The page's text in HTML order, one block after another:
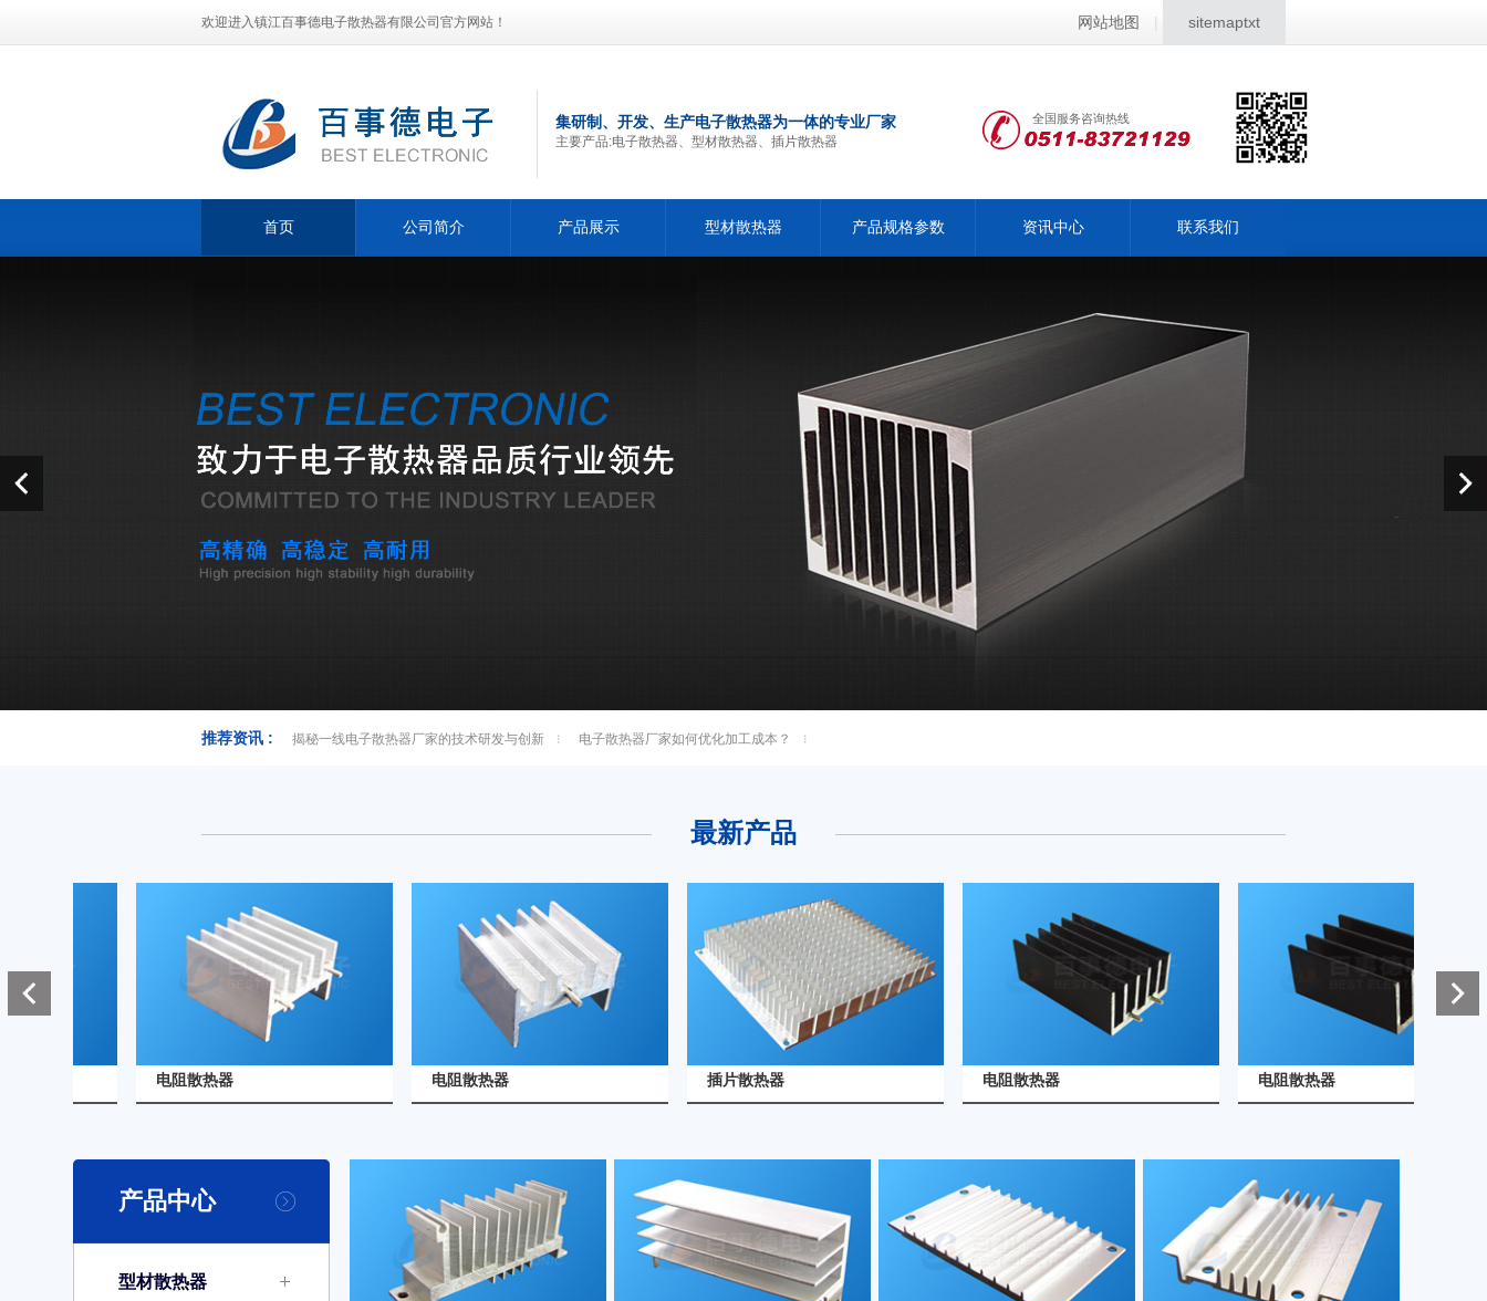
欢迎进入镇江百事德电子散热器有限公司官方网站！ 网站地图 | sitemaptxt
集研制、开发、生产电子散热器为一体的专业厂家
主要产品:电子散热器、型材散热器、插片散热器
全国服务咨询热线
首页 公司简介 产品展示 型材散热器 产品规格参数 资讯中心 联系我们
推荐资讯 : 揭秘一线电子散热器厂家的技术研发与创新 电子散热器厂家如何优化加工成本？
最新产品
电阻散热器 电阻散热器
电阻散热器
查看详情
插片散热器
插片散热器
电阻散热器
电阻散热器
查看详情
电阻散热器
电阻散热器
查看详情
电阻散热器
查看详情
产品中心
型材散热器